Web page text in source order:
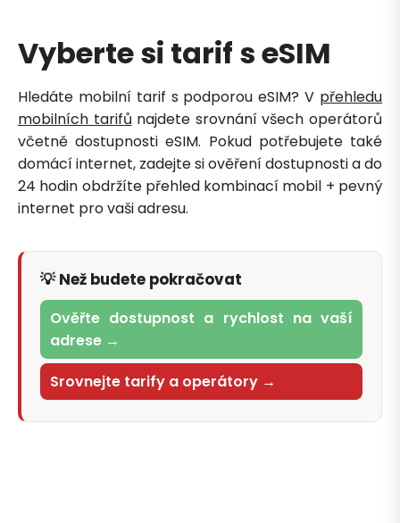
Vyberte si tarif s eSIM
Hledáte mobilní tarif s podporou eSIM? V přehledu
mobilních tarifů najdete srovnání všech operátorů
včetně dostupnosti eSIM. Pokud potřebujete také
domácí internet, zadejte si ověření dostupnosti a do
24 hodin obdržíte přehled kombinací mobil + pevný
internet pro vaši adresu.
💡 Než budete pokračovat
Ověřte dostupnost a rychlost na vaší
adrese →
Srovnejte tarify a operátory →